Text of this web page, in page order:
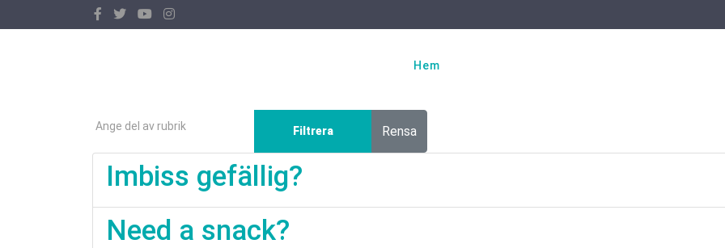
Hem
Ange del av rubrik
Filtrera Rensa
Imbiss gefällig?
Need a snack?